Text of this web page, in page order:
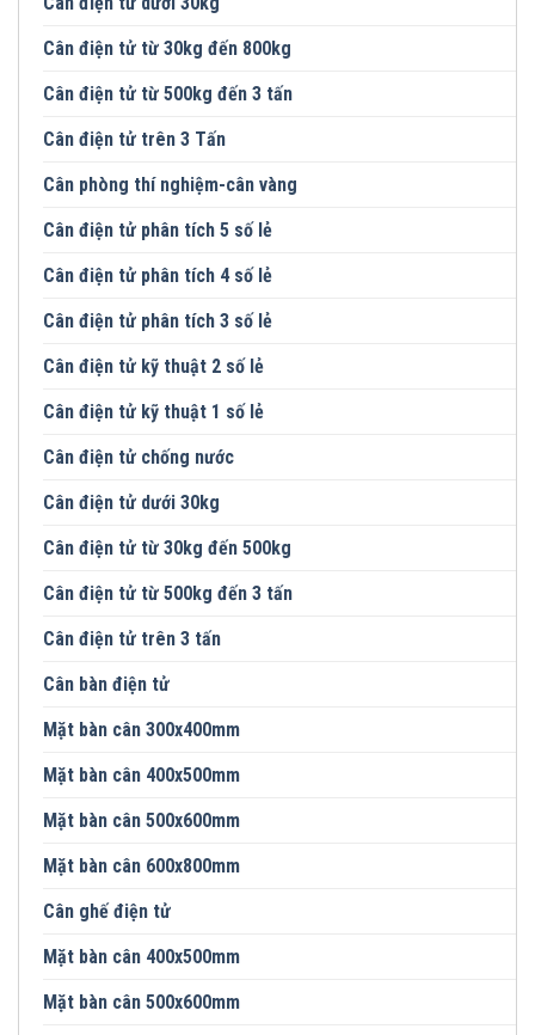
Cân điện tử từ 30kg đến 800kg
Cân điện tử từ 500kg đến 3 tấn
Cân điện tử trên 3 Tấn
Cân phòng thí nghiệm-cân vàng
Cân điện tử phân tích 5 số lẻ
Cân điện tử phân tích 4 số lẻ
Cân điện tử phân tích 3 số lẻ
Cân điện tử kỹ thuật 2 số lẻ
Cân điện tử kỹ thuật 1 số lẻ
Cân điện tử chống nước
Cân điện tử dưới 30kg
Cân điện tử từ 30kg đến 500kg
Cân điện tử từ 500kg đến 3 tấn
Cân điện tử trên 3 tấn
Cân bàn điện tử
Mặt bàn cân 300x400mm
Mặt bàn cân 400x500mm
Mặt bàn cân 500x600mm
Mặt bàn cân 600x800mm
Cân ghế điện tử
Mặt bàn cân 400x500mm
Mặt bàn cân 500x600mm